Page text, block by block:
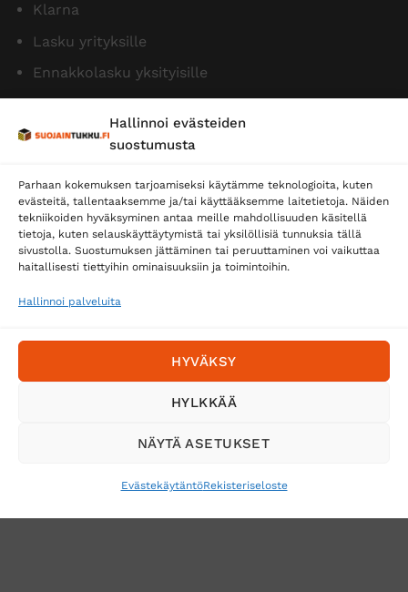
Hallinnoi evästeiden
suostumusta
Parhaan kokemuksen tarjoamiseksi käytämme teknologioita, kuten
evästeitä, tallentaaksemme ja/tai käyttääksemme laitetietoja. Näiden
tekniikoiden hyväksyminen antaa meille mahdollisuuden käsitellä
tietoja, kuten selauskäyttäytymistä tai yksilöllisiä tunnuksia tällä
sivustolla. Suostumuksen jättäminen tai peruuttaminen voi vaikuttaa
haitallisesti tiettyihin ominaisuuksiin ja toimintoihin.
Hallinnoi palveluita
HYVÄKSY
HYLKKÄÄ
NÄYTÄ ASETUKSET
EvästekäytäntöRekisteriseloste
Klarna
Lasku yrityksille
Ennakkolasku yksityisille
Toimitustavat
Posti
Matkahuolto
Tilaa uutiskirje ja saat erikoisalennuksia